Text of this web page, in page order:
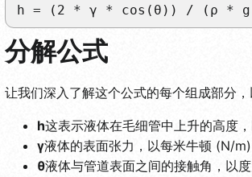
h = (2 * γ * cos(θ)) / (ρ *
分解公式
让我们深入了解这个公式的每个组成部分，
h这表示液体在毛细管中上升的高度
γ液体的表面张力，以每米牛顿 (N/
θ液体与管道表面之间的接触角，以度